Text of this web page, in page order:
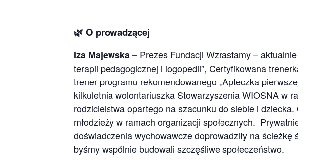
🌿 O prowadzącej
Iza Majewska – Prezes Fundacji Wzrastamy – aktualnie
terapii pedagogicznej i logopedii”, Certyfikowana trenerka
trener programu rekomendowanego „Apteczka pierwszej
kilkuletnia wolontariuszka Stowarzyszenia WIOSNA w ramach
rodzicielstwa opartego na szacunku do siebie i dziecka. Od
młodzieży w ramach organizacji społecznych. Prywatnie mama
doświadczenia wychowawcze doprowadziły na ścieżkę
byśmy wspólnie budowali szczęśliwe społeczeństwo.